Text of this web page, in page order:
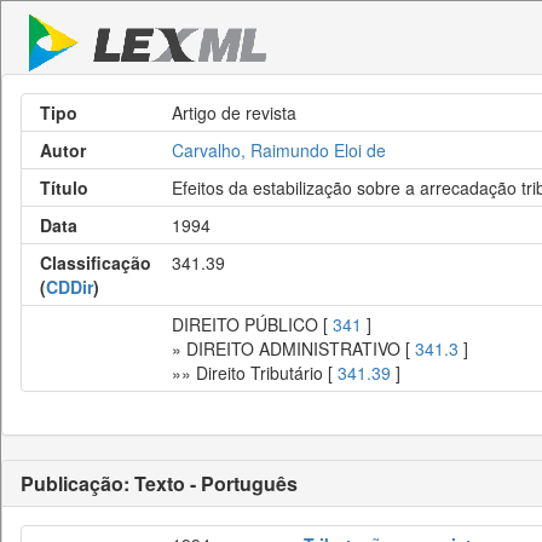
Tipo
Artigo de revista
Autor
Carvalho, Raimundo Eloi de
Título
Efeitos da estabilização sobre a arrecadação
Data
1994
Classificação
(CDDir)
341.39
DIREITO PÚBLICO [ 341 ]
» DIREITO ADMINISTRATIVO [ 341.3 ]
»» Direito Tributário [ 341.39 ]
Publicação: Texto - Português